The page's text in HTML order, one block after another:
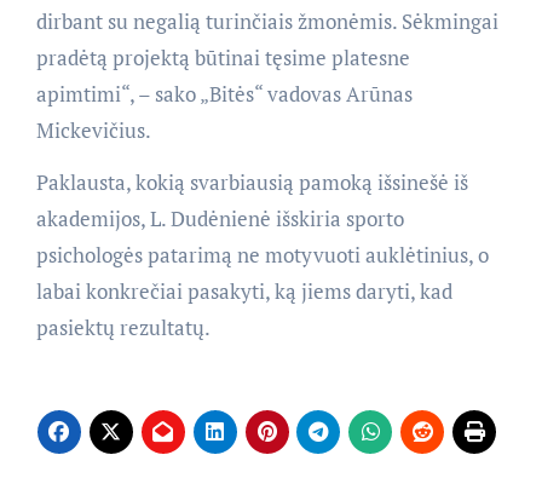
dirbant su negalią turinčiais žmonėmis. Sėkmingai
pradėtą projektą būtinai tęsime platesne
apimtimi“, – sako „Bitės“ vadovas Arūnas
Mickevičius.
Paklausta, kokią svarbiausią pamoką išsinešė iš
akademijos, L. Dudėnienė išskiria sporto
psichologės patarimą ne motyvuoti auklėtinius, o
labai konkrečiai pasakyti, ką jiems daryti, kad
pasiektų rezultatų.